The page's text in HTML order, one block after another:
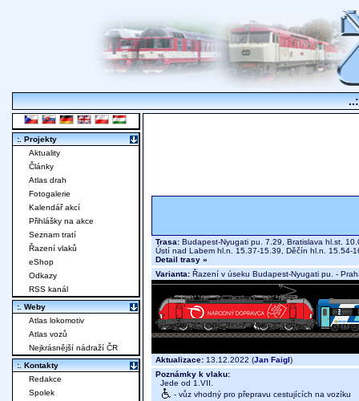
Trasa: Budapest-Nyugati pu. 7.29, Bratislava hl.st.
Ústí nad Labem hl.n. 15.37-15.39, Děčín hl.n. 15.54-
Detail trasy »
Varianta: Řazení v úseku Budapest-Nyugati pu. -
Aktualizace: 13.12.2022 (Jan Faigl)
Poznámky k vlaku:
Jede od 1.VII.
- vůz vhodný pro přepravu cestujících na vozíku
:. Projekty
Aktuality
Články
Atlas drah
Fotogalerie
Kalendář akcí
Přihlášky na akce
Seznam tratí
Řazení vlaků
eShop
Odkazy
RSS kanál
:. Weby
Atlas lokomotiv
Atlas vozů
Nejkrásnější nádraží ČR
:. Kontakty
Redakce
Spolek